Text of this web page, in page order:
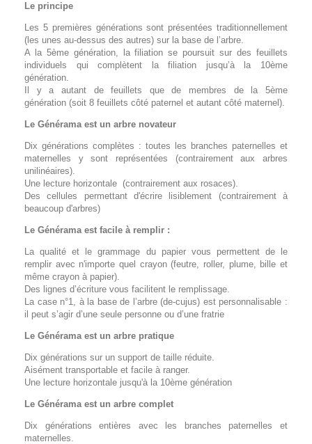
Le principe
Les 5 premières générations sont présentées traditionnellement
(les unes au-dessus des autres) sur la base de l’arbre.
A la 5ème génération, la filiation se poursuit sur des feuillets
individuels qui complètent la filiation jusqu’à la 10ème
génération.
Il y a autant de feuillets que de membres de la 5ème
génération (soit 8 feuillets côté paternel et autant côté maternel).
Le Générama est un arbre novateur
Dix générations complètes : toutes les branches paternelles et
maternelles y sont représentées (contrairement aux arbres
unilinéaires).
Une lecture horizontale (contrairement aux rosaces).
Des cellules permettant d'écrire lisiblement (contrairement à
beaucoup d'arbres)
Le Générama est facile à remplir :
La qualité et le grammage du papier vous permettent de le
remplir avec n'importe quel crayon (feutre, roller, plume, bille et
même crayon à papier).
Des lignes d’écriture vous facilitent le remplissage.
La case n°1, à la base de l’arbre (de-cujus) est personnalisable :
il peut s’agir d’une seule personne ou d’une fratrie
Le Générama est un arbre pratique
Dix générations sur un support de taille réduite.
Aisément transportable et facile à ranger.
Une lecture horizontale jusqu'à la 10ème génération
Le Générama est un arbre complet
Dix générations entières avec les branches paternelles et
maternelles.